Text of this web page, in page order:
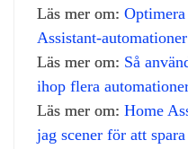
Läs mer om:
Läs mer om: Så
ihop flera
Läs mer om: Home
jag scener för att